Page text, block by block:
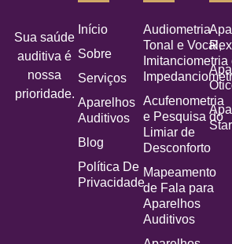
Sua saúde
auditiva é
nossa
prioridade.
Início
Sobre
Serviços
Aparelhos
Auditivos
Blog
Política De
Privacidade
Audiometria
Tonal e Vocal,
Imitanciometria
Acufenometria
e Pesquisa do
Limiar de
Desconforto
Mapeamento
de Fala para
Aparelhos
Auditivos